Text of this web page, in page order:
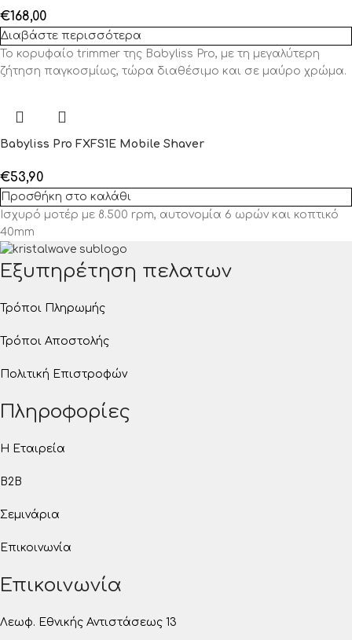
€168,00
Διαβάστε περισσότερα
Το κορυφαίο trimmer της Babyliss Pro, με τη μεγαλύτερη
ζήτηση παγκοσμίως, τώρα διαθέσιμο και σε μαύρο χρώμα.
Babyliss Pro FXFS1E Mobile Shaver
€53,90
Προσθήκη στο καλάθι
Ισχυρό μοτέρ με 8.500 rpm, αυτονομία 6 ωρών και κοπτικό
40mm
Εξυπηρέτηση πελατων
Τρόποι Πληρωμής
Τρόποι Αποστολής
Πολιτική Επιστροφών
Πληροφορίες
Η Εταιρεία
B2B
Σεμινάρια
Επικοινωνία
Επικοινωνία
Λεωφ. Εθνικής Αντιστάσεως 13